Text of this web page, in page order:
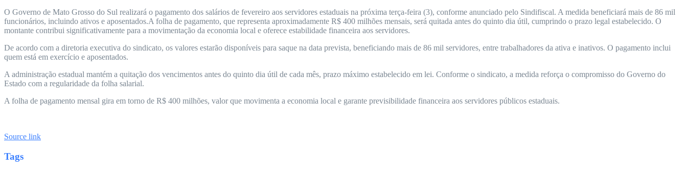
O Governo de Mato Grosso do Sul realizará o pagamento dos salários de fevereiro aos servidores estaduais na próxima terça-feira (3), conforme anunciado pelo Sindifiscal. A medida beneficiará mais de 86 mil
funcionários, incluindo ativos e aposentados.A folha de pagamento, que representa aproximadamente R$ 400 milhões mensais, será quitada antes do quinto dia útil, cumprindo o prazo legal estabelecido. O
montante contribui significativamente para a movimentação da economia local e oferece estabilidade financeira aos servidores.
De acordo com a diretoria executiva do sindicato, os valores estarão disponíveis para saque na data prevista, beneficiando mais de 86 mil servidores, entre trabalhadores da ativa e inativos. O pagamento inclui
quem está em exercício e aposentados.
A administração estadual mantém a quitação dos vencimentos antes do quinto dia útil de cada mês, prazo máximo estabelecido em lei. Conforme o sindicato, a medida reforça o compromisso do Governo do
Estado com a regularidade da folha salarial.
A folha de pagamento mensal gira em torno de R$ 400 milhões, valor que movimenta a economia local e garante previsibilidade financeira aos servidores públicos estaduais.
Source link
Tags